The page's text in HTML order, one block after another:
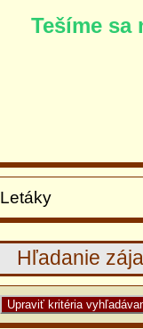
Tešíme sa
Letáky
Hľadanie